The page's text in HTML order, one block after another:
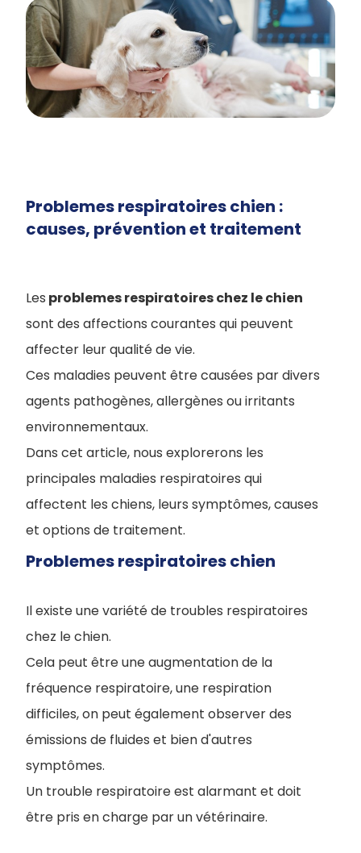
Problemes respiratoires chien :
causes, prévention et traitement
Les problemes respiratoires chez le chien
sont des affections courantes qui peuvent
affecter leur qualité de vie.
Ces maladies peuvent être causées par divers
agents pathogènes, allergènes ou irritants
environnementaux.
Dans cet article, nous explorerons les
principales maladies respiratoires qui
affectent les chiens, leurs symptômes, causes
et options de traitement.
Problemes respiratoires chien
Il existe une variété de troubles respiratoires
chez le chien.
Cela peut être une augmentation de la
fréquence respiratoire, une respiration
difficiles, on peut également observer des
émissions de fluides et bien d'autres
symptômes.
Un trouble respiratoire est alarmant et doit
être pris en charge par un vétérinaire.